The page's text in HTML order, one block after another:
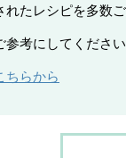
たレシピを多数ご
考にしてください
ちらから